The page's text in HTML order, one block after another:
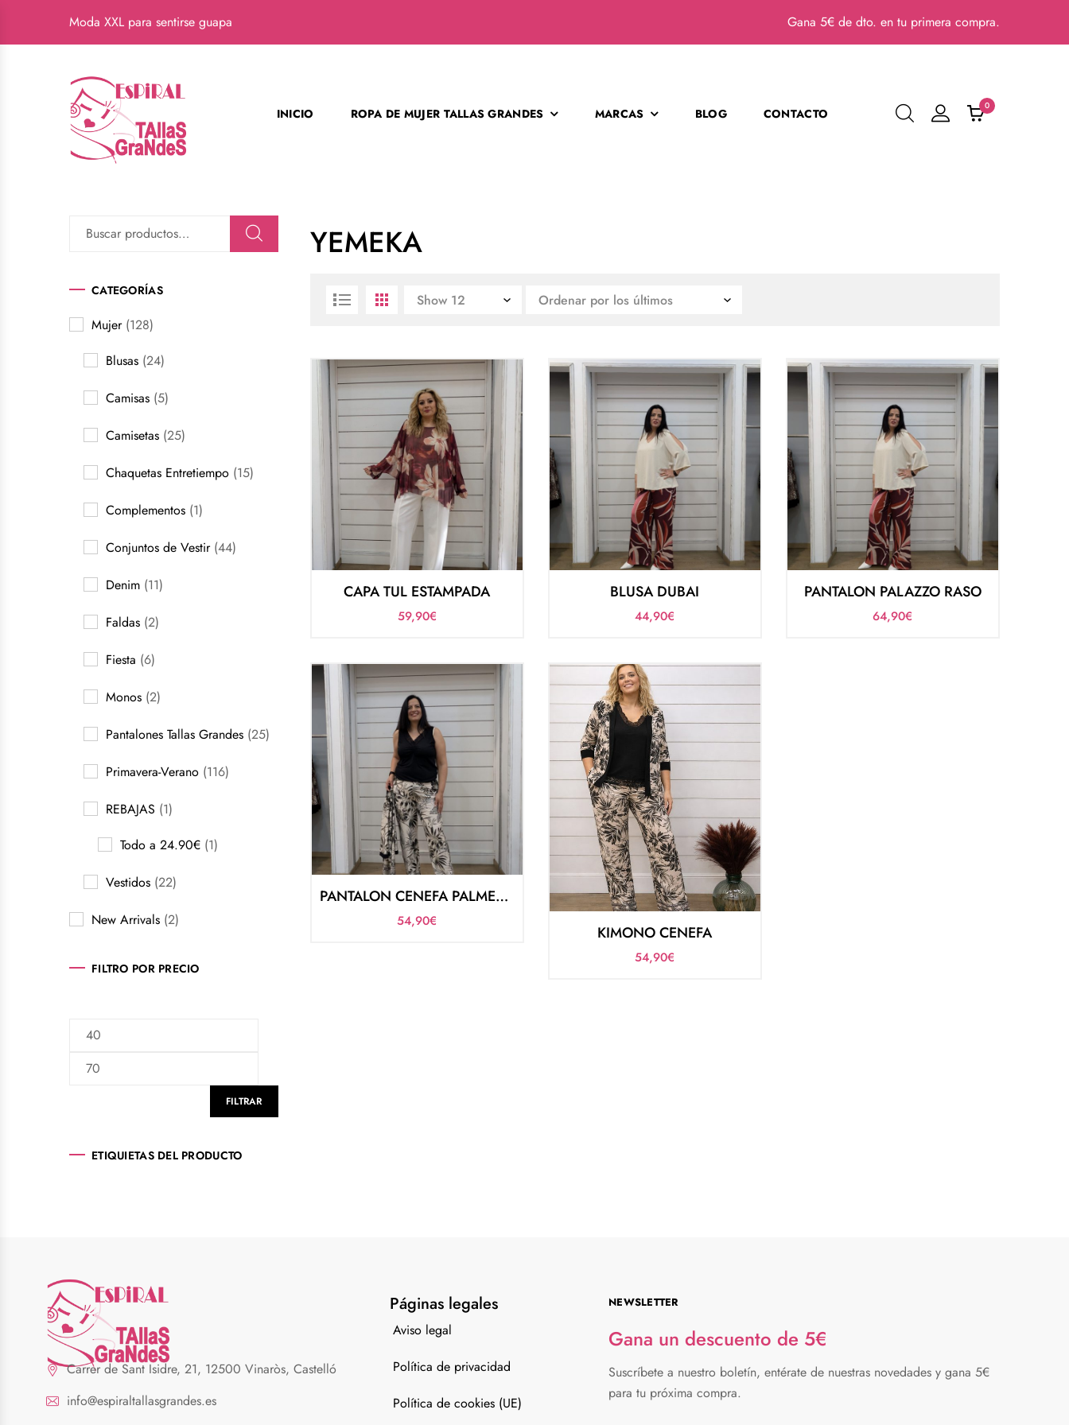
Moda XXL para sentirse guapa Gana 5€ de dto. en tu primera compra.
INICIO ROPA DE MUJER TALLAS GRANDES MARCAS BLOG CONTACTO
0
YEMEKA
CAPA TUL ESTAMPADA
59,90€
BLUSA DUBAI
44,90€
PANTALON PALAZZO RASO
64,90€
PANTALON CENEFA PALMERAS
54,90€
KIMONO CENEFA
54,90€
CATEGORÍAS
Mujer (128)
Blusas (24)
Camisas (5)
Camisetas (25)
Chaquetas Entretiempo (15)
Complementos (1)
Conjuntos de Vestir (44)
Denim (11)
Faldas (2)
Fiesta (6)
Monos (2)
Pantalones Tallas Grandes (25)
Primavera-Verano (116)
REBAJAS (1)
Todo a 24.90€ (1)
Vestidos (22)
New Arrivals (2)
FILTRO POR PRECIO
FILTRAR
ETIQUIETAS DEL PRODUCTO
Carrer de Sant Isidre, 21, 12500 Vinaròs, Castelló
info@espiraltallasgrandes.es
Páginas legales
Aviso legal
Política de privacidad
Política de cookies (UE)
NEWSLETTER
Gana un descuento de 5€
Suscríbete a nuestro boletín, entérate de nuestras novedades y gana 5€
para tu próxima compra.